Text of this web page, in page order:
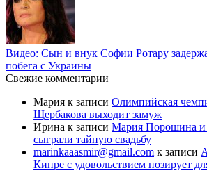
Видео: Сын и внук Софии Ротару
побега с Украины
Свежие комментарии
Мария к записи Олимпийская
Щербакова выходит замуж
Ирина к записи Мария Порошина и
сыграли тайную свадьбу
marinkaaasmir@gmail.com к записи
Кипре с удовольствием позирует